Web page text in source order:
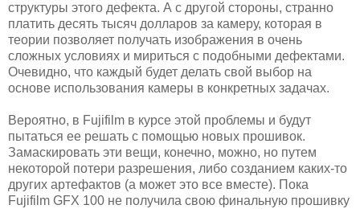
структуры этого дефекта. А с другой стороны, странно
платить десять тысяч долларов за камеру, которая в
теории позволяет получать изображения в очень
сложных условиях и мириться с подобными дефектами.
Очевидно, что каждый будет делать свой выбор на
основе использования камеры в конкретных задачах.
Вероятно, в Fujifilm в курсе этой проблемы и будут
пытаться ее решать с помощью новых прошивок.
Замаскировать эти вещи, конечно, можно, но путем
некоторой потери разрешения, либо созданием каких-то
других артефактов (а может это все вместе). Пока
Fujifilm GFX 100 не получила свою финальную прошивку